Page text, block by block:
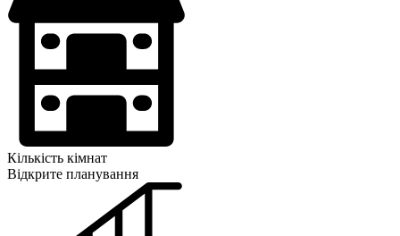
Кількість кімнат
Відкрите планування